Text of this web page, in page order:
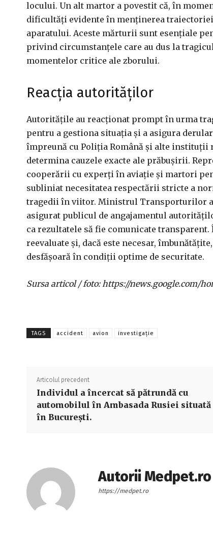
locului. Un alt martor a povestit că, în
dificultăți evidente în menținerea
aparatului. Aceste mărturii sunt esențiale
privind circumstanțele care au dus la
momentelor critice ale zborului.
Reacția autorităților
Autoritățile au reacționat prompt în urma
pentru a gestiona situația și a asigura
împreună cu Poliția Română și alte
determina cauzele exacte ale prăbușirii.
cooperării cu experți în aviație și martori
subliniat necesitatea respectării stricte a
tragedii în viitor. Ministrul Transporturilor a
asigurat publicul de angajamentul
ca rezultatele să fie comunicate
reevaluate și, dacă este necesar,
desfășoară în condiții optime de securitate.
Sursa articol / foto: https://news.google.com/
TAGS accident avion investigație
Articolul precedent
Individul a încercat să pătrundă cu
automobilul în Ambasada Rusiei situată
în București.
Autorii Medpet.ro
https://medpet.ro